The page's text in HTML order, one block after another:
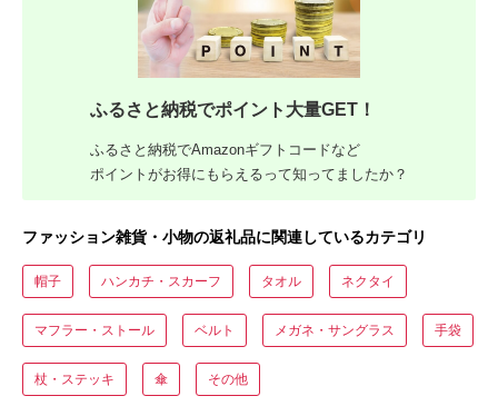
ふるさと納税でポイント大量GET！
ふるさと納税でAmazonギフトコードなど
ポイントがお得にもらえるって知ってましたか？
ファッション雑貨・小物の返礼品に関連しているカテゴリ
帽子 ハンカチ・スカーフ タオル ネクタイ
マフラー・ストール ベルト メガネ・サングラス 手袋
杖・ステッキ 傘 その他